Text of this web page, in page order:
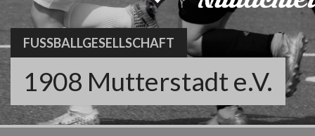
FUSSBALLGESELLSCHAFT
1908 Mutterstadt e.V.